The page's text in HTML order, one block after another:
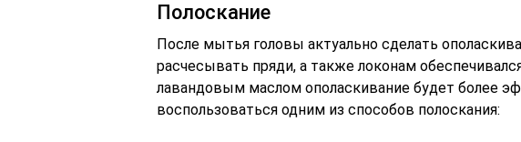
Полоскание
После мытья головы актуально сделать
расчесывать пряди, а также локонам
лавандовым маслом ополаскивание будет более
воспользоваться одним из способов полоскания: